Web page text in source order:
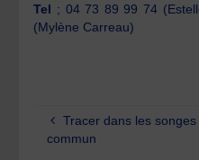
Tel ; 04 73 89 99 74
(Mylène Carreau)
Tracer dans les songes
commun